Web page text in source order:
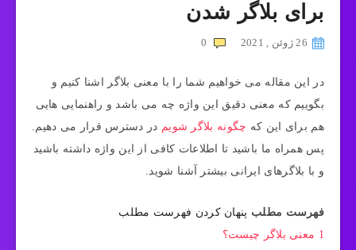
برای بلاگر شدن
26 ژوئن , 2021 0
در این مقاله می خواهیم شما را با معنی بلاگر اشنا کنیم و
بگوییم که معنی دقیق این واژه چه می باشد و راهنمایی هایی
هم برای این که چگونه بلاگر شویم در دسترس قرار می دهیم.
پس همراه ما باشید تا اطلاعات کافی از این واژه داشته باشید
و با بلاگرهای ایرانی بیشتر آشنا شوید.
فهرست مطلب پنهان کردن فهرست مطلب
1 معنی بلاگر چیست؟